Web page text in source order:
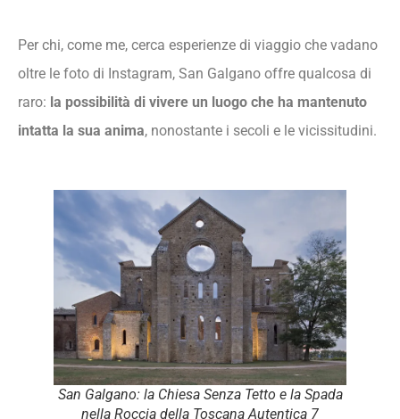
Per chi, come me, cerca esperienze di viaggio che vadano
oltre le foto di Instagram, San Galgano offre qualcosa di
raro: la possibilità di vivere un luogo che ha mantenuto
intatta la sua anima, nonostante i secoli e le vicissitudini.
San Galgano: la Chiesa Senza Tetto e la Spada
nella Roccia della Toscana Autentica 7